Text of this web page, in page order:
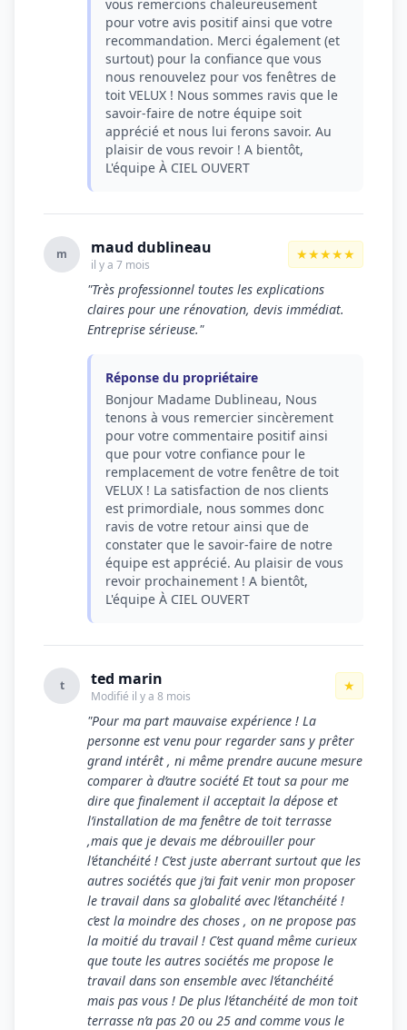
vous remercions chaleureusement
pour votre avis positif ainsi que votre
recommandation. Merci également (et
surtout) pour la confiance que vous
nous renouvelez pour vos fenêtres de
toit VELUX ! Nous sommes ravis que le
savoir-faire de notre équipe soit
apprécié et nous lui ferons savoir. Au
plaisir de vous revoir ! A bientôt,
L'équipe À CIEL OUVERT
m maud dublineau
il y a 7 mois
★★★★★
"Très professionnel toutes les explications
claires pour une rénovation, devis immédiat.
Entreprise sérieuse."
Réponse du propriétaire
Bonjour Madame Dublineau, Nous
tenons à vous remercier sincèrement
pour votre commentaire positif ainsi
que pour votre confiance pour le
remplacement de votre fenêtre de toit
VELUX ! La satisfaction de nos clients
est primordiale, nous sommes donc
ravis de votre retour ainsi que de
constater que le savoir-faire de notre
équipe est apprécié. Au plaisir de vous
revoir prochainement ! A bientôt,
L'équipe À CIEL OUVERT
t ted marin
Modifié il y a 8 mois
★
"Pour ma part mauvaise expérience ! La
personne est venu pour regarder sans y prêter
grand intérêt , ni même prendre aucune mesure
comparer à d’autre société Et tout sa pour me
dire que finalement il acceptait la dépose et
l’installation de ma fenêtre de toit terrasse
,mais que je devais me débrouiller pour
l’étanchéité ! C’est juste aberrant surtout que les
autres sociétés que j’ai fait venir mon proposer
le travail dans sa globalité avec l’étanchéité !
c’est la moindre des choses , on ne propose pas
la moitié du travail ! C’est quand même curieux
que toute les autres sociétés me propose le
travail dans son ensemble avec l’étanchéité
mais pas vous ! De plus l’étanchéité de mon toit
terrasse n’a pas 20 ou 25 and comme vous le